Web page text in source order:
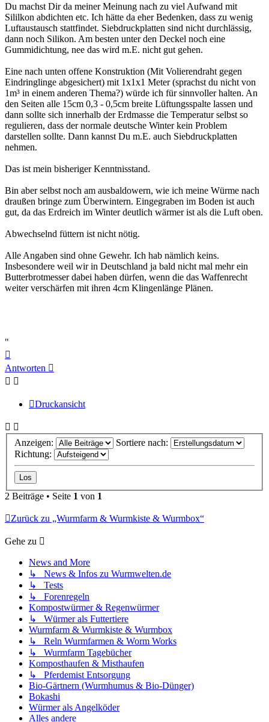
Du machst Dir da meiner Meinung nach zu viel Aufwand mit
Sililkon abdichten etc. Ich hätte da eher Bedenken, dass zu wenig
Luftaustausch stattfindet. Siebdruckplatten sind nicht durchlässig,
dann noch Silikon. Am besten unter den Deckel noch eine
Gummidichtung, nee das wird m.E. nicht gut gehen.
Eine nach unten offene Konstruktion (Mit Volierendraht gegen
Eindringlinge abgesichert) mit 1x1x1 Meter (sprachst du nicht von
1m³ in einem anderen Thema?) würde ich für sinnvoller halten. An
den Seiten alle 15cm 0,3 - 0,5cm breite Lüftungsspalte lassen und
dann sollte sich innerhalb der Erdmasse die Temperatur selbst so
regulieren, dass der normale deutsche Winter kein Problem
darstellen sollte. Dann kannst Du m.E. auch Siebdruckplatten
nehmen.
Das ist mein bisheriger Kenntnisstand.
Bin aber selbst noch am ausbaldowern, wie ich meine Würme nach
draußen bringe zum Überwintern. Eingegraben im Boden ist auch
gut, da das Erdreich im Winter deutlich wärmer ist als die Luft oben.
Abwechselnd füttern ist nicht nötig.
Alle Angaben sind ohne Gewehr. Ich hab nämlich keins.
Insbesondere weil wir in Deutschland ja bald nicht mal mehr ein
Butterbrotmesser dabei haben dürfen, wenn die das Waffenrecht
weiter verschärfen mit ihren 4cm Klingenlänge Plänen.
"
oben
Antworten
Druckansicht
Anzeigen:
Sortiere nach:
Richtung:
2 Beiträge • Seite 1 von 1
Zurück zu „Wurmfarm & Wurmkiste & Wurmbox“
Gehe zu
News and More
↳ News & Infos zu Wurmwelten.de
↳ Tests
↳ Forenregeln
Kompostwürmer & Regenwürmer
↳ Würmer als Futtertiere
Wurmfarm & Wurmkiste & Wurmbox
↳ Reln Wurmfarmen & Worm Works
↳ Wurmfarm Tagebücher
Komposthaufen & Misthaufen
↳ Pferdemist Entsorgung
Bio-Gärtnern (Wurmhumus & Bio-Dünger)
Bokashi
Würmer als Angelköder
Alles andere